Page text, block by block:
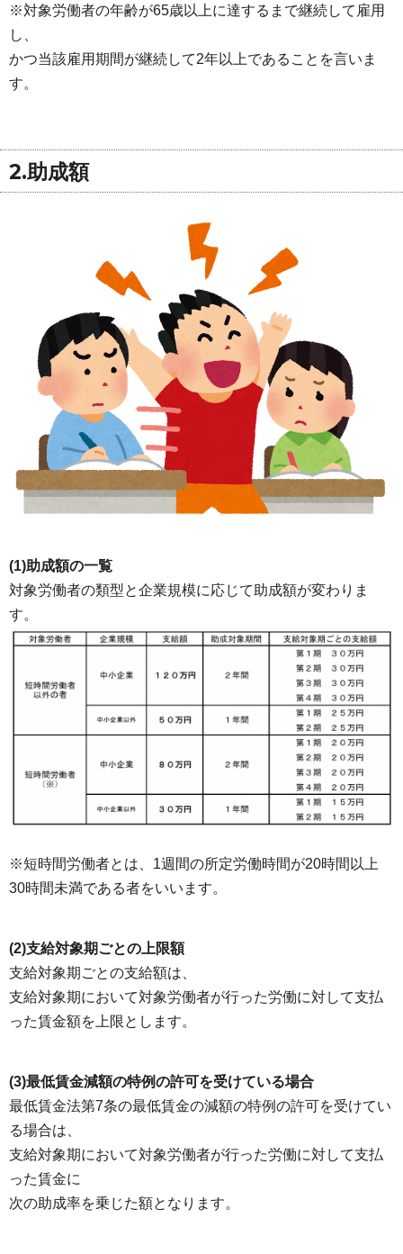
※対象労働者の年齢が65歳以上に達するまで継続して雇用
し、
かつ当該雇用期間が継続して2年以上であることを言いま
す。
2.助成額
(1)助成額の一覧
対象労働者の類型と企業規模に応じて助成額が変わりま
す。
※短時間労働者とは、1週間の所定労働時間が20時間以上
30時間未満である者をいいます。
(2)支給対象期ごとの上限額
支給対象期ごとの支給額は、
支給対象期において対象労働者が行った労働に対して支払
った賃金額を上限とします。
(3)最低賃金減額の特例の許可を受けている場合
最低賃金法第7条の最低賃金の減額の特例の許可を受けてい
る場合は、
支給対象期において対象労働者が行った労働に対して支払
った賃金に
次の助成率を乗じた額となります。